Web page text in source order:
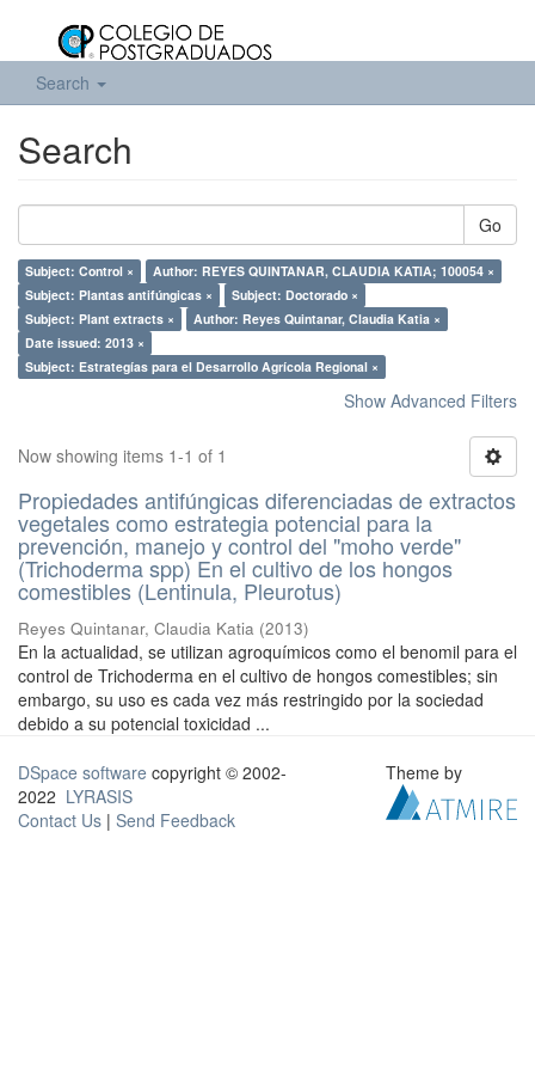
Search
Search
Go
Subject: Control ×
Author: REYES QUINTANAR, CLAUDIA KATIA; 100054 ×
Subject: Plantas antifúngicas ×
Subject: Doctorado ×
Subject: Plant extracts ×
Author: Reyes Quintanar, Claudia Katia ×
Date issued: 2013 ×
Subject: Estrategías para el Desarrollo Agrícola Regional ×
Show Advanced Filters
Now showing items 1-1 of 1
Propiedades antifúngicas diferenciadas de extractos
vegetales como estrategia potencial para la
prevención, manejo y control del "moho verde"
(Trichoderma spp) En el cultivo de los hongos
comestibles (Lentinula, Pleurotus)
Reyes Quintanar, Claudia Katia (2013)
En la actualidad, se utilizan agroquímicos como el benomil para el
control de Trichoderma en el cultivo de hongos comestibles; sin
embargo, su uso es cada vez más restringido por la sociedad
debido a su potencial toxicidad ...
DSpace software copyright © 2002-
2022 LYRASIS
Contact Us | Send Feedback
Theme by